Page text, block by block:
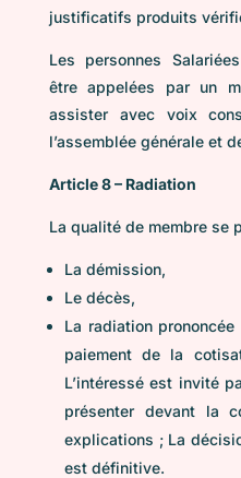
justificatifs produits
Les personnes
être appelées par un
assister avec voix
l’assemblée générale et
Article 8 – Radiation
La qualité de membre se
La démission,
Le décès,
La radiation
paiement de la
L’intéressé est invité
présenter devant la
explications ; La
est définitive.